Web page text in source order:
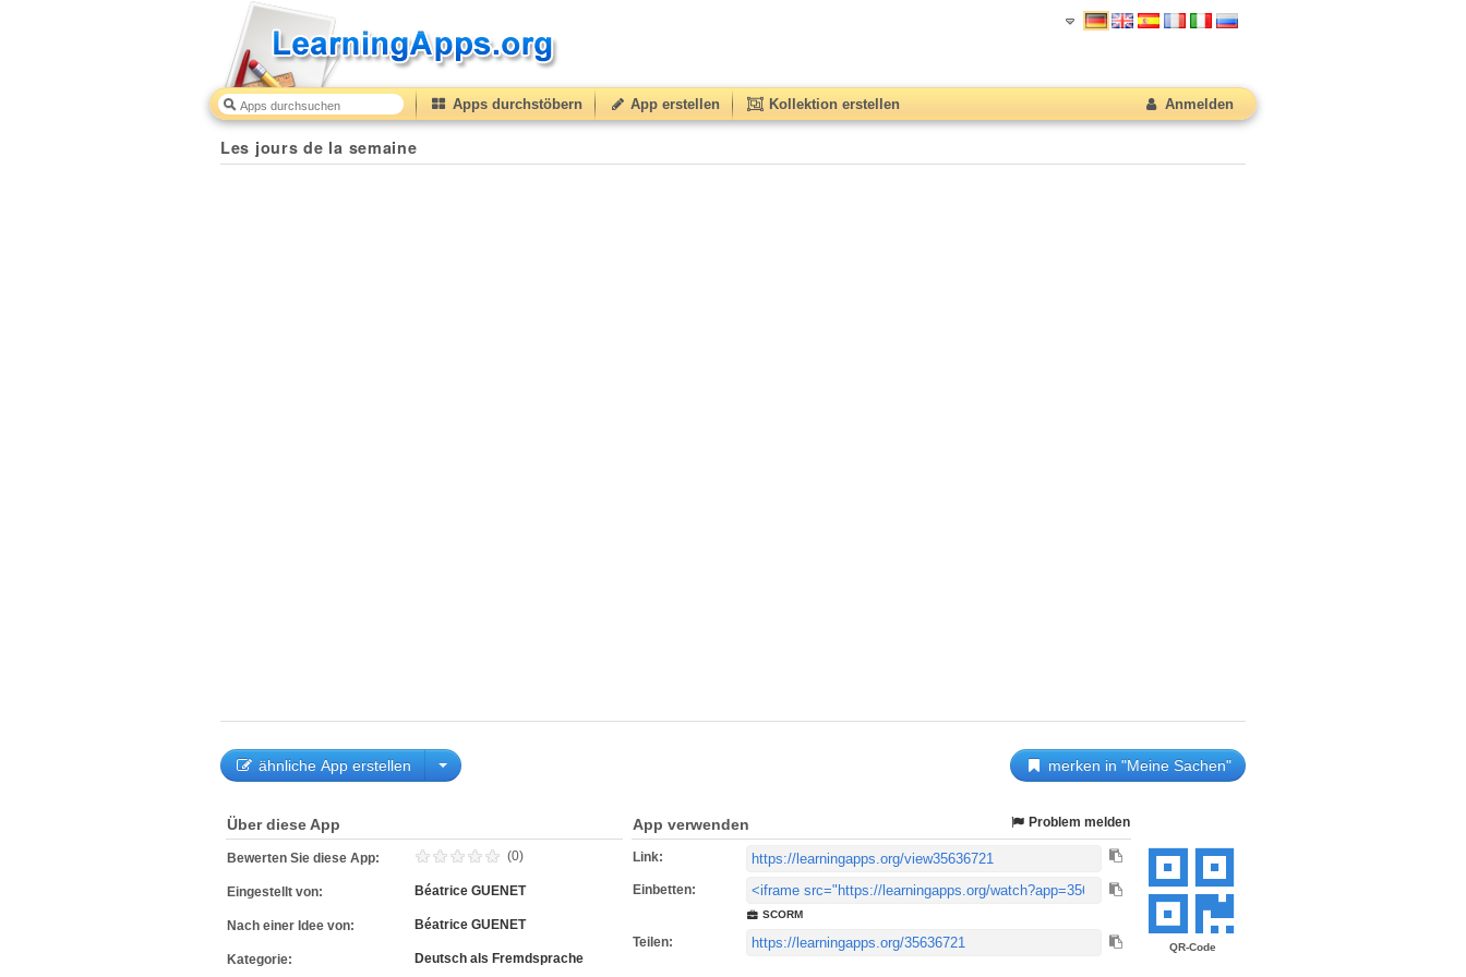
Apps durchstöbern App erstellen Kollektion erstellen Anmelden
Les jours de la semaine
ähnliche App erstellen merken in "Meine Sachen"
QR-Code
Über diese App
Bewerten Sie diese App: (0)
Eingestellt von: Béatrice GUENET
Nach einer Idee von: Béatrice GUENET
Kategorie: Deutsch als Fremdsprache
App verwenden Problem melden
Link:
Einbetten:
SCORM
Teilen: